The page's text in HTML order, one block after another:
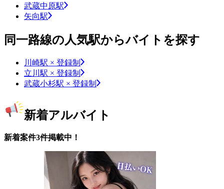
武蔵中原駅
矢向駅
同一路線の人気駅からバイトを探す
川崎駅 × 登録制
立川駅 × 登録制
武蔵小杉駅 × 登録制
新着アルバイト
新着案件3件掲載中！